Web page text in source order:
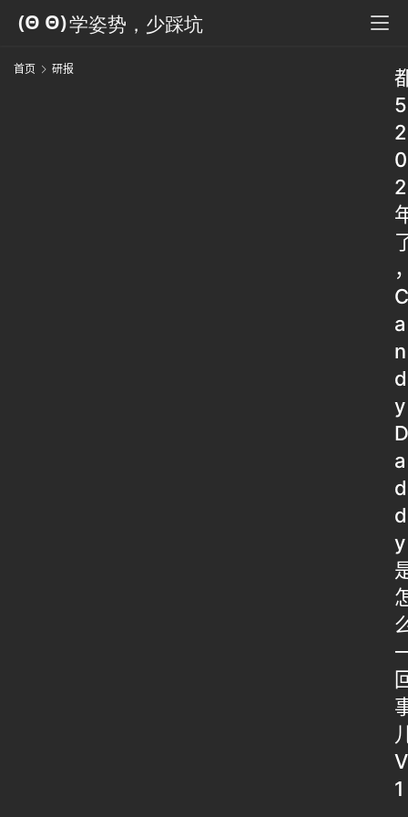
首页 研报
5
2
0
2
C
a
n
d
y
D
a
d
d
y
V
1